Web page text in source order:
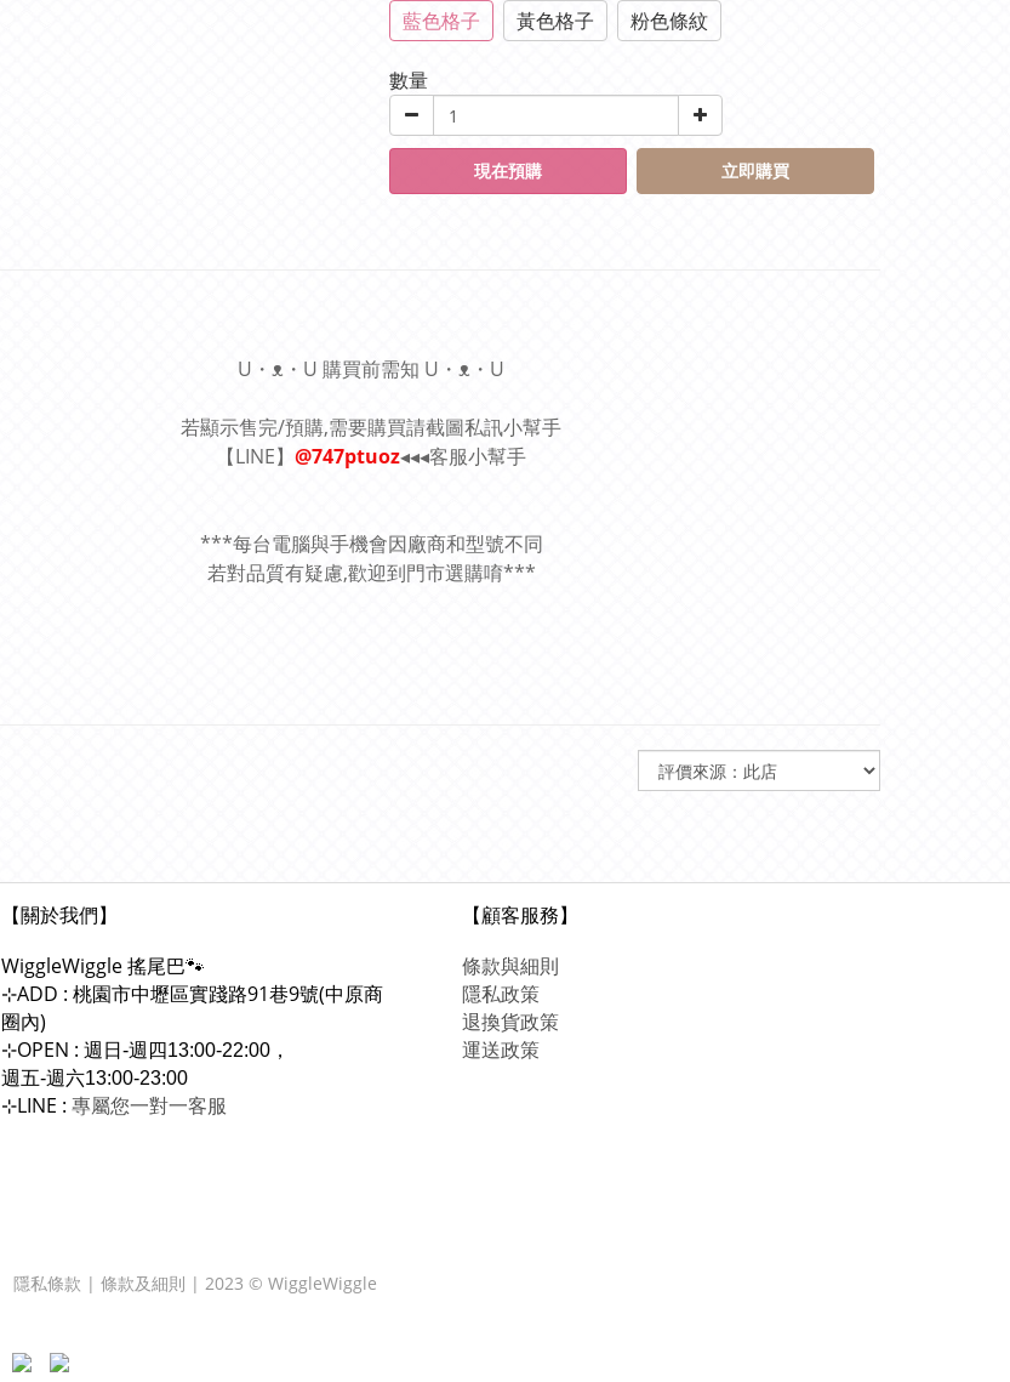
藍色格子
黃色格子 粉色條紋
數量
現在預購 立即購買
U・ᴥ・U 購買前需知 U・ᴥ・U
若顯示售完/預購,需要購買請截圖私訊小幫手
【LINE】 @747ptuoz◂◂◂客服小幫手
***每台電腦與手機會因廠商和型號不同
若對品質有疑慮,歡迎到門市選購唷***
【關於我們】
WiggleWiggle搖尾巴🐾
⊹ADD : 桃園市中壢區實踐路91巷9號(中原商
圈內)
⊹OPEN : 週日-週四13:00-22:00，
週五-週六13:00-23:00
⊹LINE : 專屬您一對一客服
【顧客服務】
條款與細則
隱私政策
退換貨政策
運送政策
隱私條款 | 條款及細則 | 2023 © WiggleWiggle